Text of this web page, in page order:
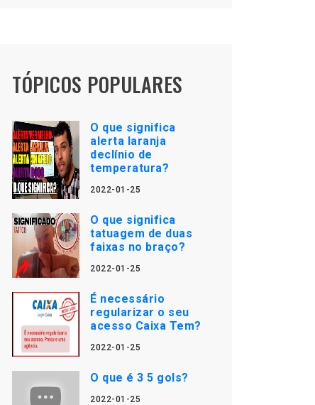
TÓPICOS POPULARES
O que significa
alerta laranja
declínio de
temperatura?
2022-01-25
O que significa
tatuagem de duas
faixas no braço?
2022-01-25
É necessário
regularizar o seu
acesso Caixa Tem?
2022-01-25
O que é 3 5 gols?
2022-01-25